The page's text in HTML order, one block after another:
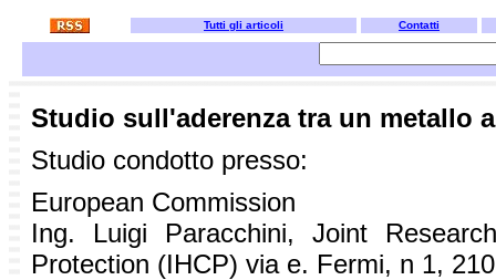
Tutti gli articoli Contatti
Studio sull'aderenza tra un metallo
Studio condotto presso:
European Commission
Ing. Luigi Paracchini, Joint
Protection (IHCP) via e. Fermi, n 1,